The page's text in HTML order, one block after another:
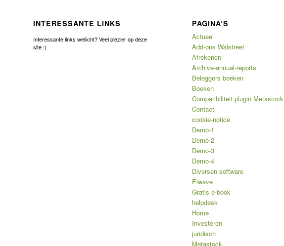
INTERESSANTE LINKS
Interessante links wellicht? Veel plezier op deze
site :)
PAGINA’S
Actueel
Add-ons Walstreet
Afrekenen
Archive-annual-reports
Beleggers boeken
Boeken
Compatibiliteit plugin Metastock
Contact
cookie-notice
Demo-1
Demo-2
Demo-3
Demo-4
Diversen software
Elwave
Gratis e-book
helpdesk
Home
Investeren
juridisch
Metastock